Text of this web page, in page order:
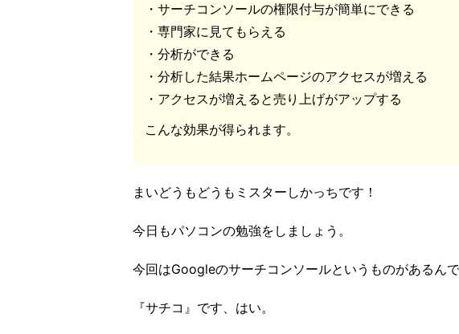
・サーチコンソールの権限付与が簡単にできる
・専門家に見てもらえる
・分析ができる
・分析した結果ホームページのアクセスが増える
・アクセスが増えると売り上げがアップする
こんな効果が得られます。
まいどうもどうもミスターしかっちです！
今日もパソコンの勉強をしましょう。
今回はGoogleのサーチコンソールというものがあるん
『サチコ』です、はい。